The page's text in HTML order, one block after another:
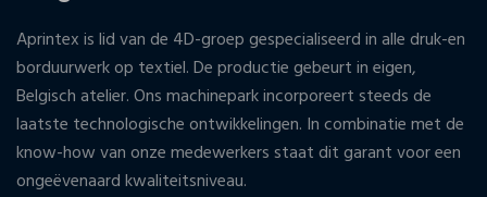
Aprintex is lid van de 4D-groep gespecialiseerd in alle druk-en
borduurwerk op textiel. De productie gebeurt in eigen,
Belgisch atelier. Ons machinepark incorporeert steeds de
laatste technologische ontwikkelingen. In combinatie met de
know-how van onze medewerkers staat dit garant voor een
ongeëvenaard kwaliteitsniveau.